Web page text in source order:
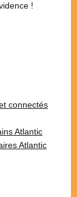
!
connectés
Atlantic
Atlantic